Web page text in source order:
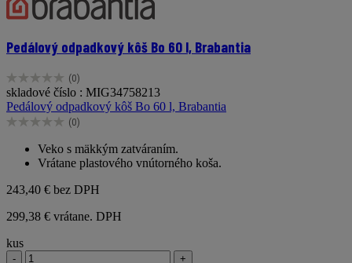
Pedálový odpadkový kôš Bo 60 l, Brabantia
(0)
0.0
z
5
hviezdičiek.
skladové číslo : MIG34758213
Pedálový odpadkový kôš Bo 60 l, Brabantia
(0)
0.0
hviezdičiek.
Veko s mäkkým zatváraním.
Vrátane plastového vnútorného koša.
243,40 € bez DPH
299,38 € vrátane. DPH
kus
- +